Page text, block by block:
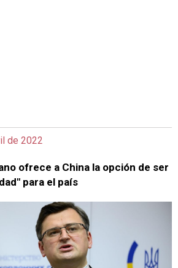
de 2022
ofrece a China la opción de ser
para el país